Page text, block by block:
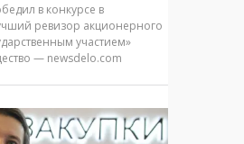
в конкурсе в
ревизор акционерного
участием»
— newsdelo.com